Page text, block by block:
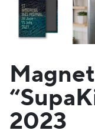
2023